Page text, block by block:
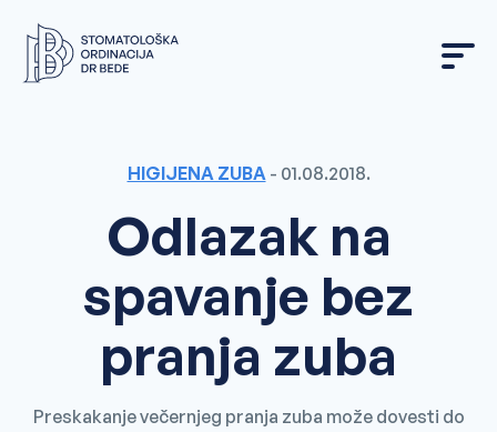
content
HIGIJENA ZUBA - 01.08.2018.
Odlazak na
spavanje bez
pranja zuba
Preskakanje večernjeg pranja zuba može dovesti do